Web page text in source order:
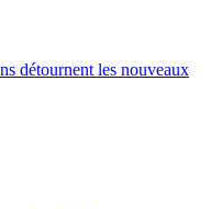
détournent les nouveaux